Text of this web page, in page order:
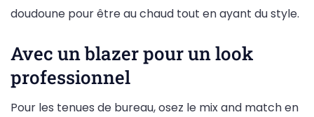
doudoune pour être au chaud tout en ayant du style.
Avec un blazer pour un look
professionnel
Pour les tenues de bureau, osez le mix and match en